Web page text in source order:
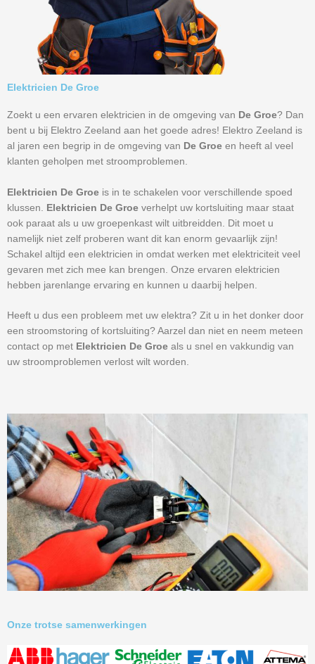
Elektricien De Groe
Zoekt u een ervaren elektricien in de omgeving van De Groe? Dan
bent u bij Elektro Zeeland aan het goede adres! Elektro Zeeland is
al jaren een begrip in de omgeving van De Groe en heeft al veel
klanten geholpen met stroomproblemen.
Elektricien De Groe is in te schakelen voor verschillende spoed
klussen. Elektricien De Groe verhelpt uw kortsluiting maar staat
ook paraat als u uw groepenkast wilt uitbreidden. Dit moet u
namelijk niet zelf proberen want dit kan enorm gevaarlijk zijn!
Schakel altijd een elektricien in omdat werken met elektriciteit veel
gevaren met zich mee kan brengen. Onze ervaren elektricien
hebben jarenlange ervaring en kunnen u daarbij helpen.
Heeft u dus een probleem met uw elektra? Zit u in het donker door
een stroomstoring of kortsluiting? Aarzel dan niet en neem meteen
contact op met Elektricien De Groe als u snel en vakkundig van
uw stroomproblemen verlost wilt worden.
Onze trotse samenwerkingen